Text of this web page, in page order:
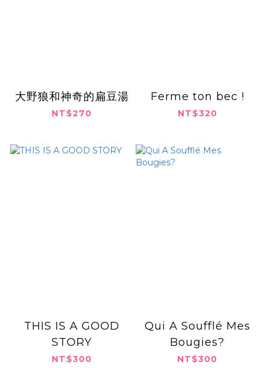
大野狼和神奇的扁豆湯
NT$270
Ferme ton bec !
NT$320
THIS IS A GOOD
STORY
NT$300
Qui A Soufflé Mes
Bougies?
NT$300